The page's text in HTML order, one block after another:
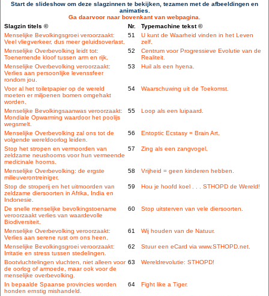
Start de slideshow om deze slagzinnen te bekijken, tezamen met de afbeeldingen en
animaties.
Ga daarvoor naar bovenkant van webpagina.
Slagzin titels ©
Nr.
Typemachine tekst ©
Menselijke Bevolkingsgroei veroorzaakt:
Veel vliegverkeer, dus meer geluidsoverlast.
51
U kunt de Waarheid vinden in het Leven
zelf.
Menselijke Overbevolking leidt tot:
Toenemende kloof tussen arm en rijk.
52
Centrum voor Progressieve Evolutie van de
Realiteit.
Menselijke Overbevolking veroorzaakt:
Verlies aan persoonlijke levenssfeer
rondom jou.
53 Huil als een hyena.
Voor al het toiletpapier op de wereld
moeten er miljoenen bomen omgehakt
worden.
54 Waarschuwing uit de Toekomst.
Menselijke Bevolkingsaanwas veroorzaakt:
Mondiale Opwarming waardoor het poolijs
wegsmelt.
55 Loop als een luipaard.
Menselijke Overbevolking zal ons tot de
volgende wereldoorlog leiden.
56 Entoptic Ecstasy = Brain Art.
Stop het stropen en vermoorden van
zeldzame neushoorns voor hun vermeende
medicinale hoorns.
57 Zing als een zangvogel.
Menselijke Overbevolking: de ergste
milieuverontreiniger.
58 Vrijheid = geen kinderen hebben.
Stop de stroperij en het uitmoorden van
zeldzame diersoorten in Afrika, India en
Indonesie.
59 Hou je hoofd koel . . . STHOPD de Wereld!
De snelle menselijke bevolkingstoename
veroorzaakt verlies van waardevolle
Biodiversiteit.
60 Stop uitsterven van vele diersoorten.
Menselijke Overbevolking veroorzaakt:
Verlies aan serene rust om ons heen.
61 Wij houden van de Natuur.
Menselijke Bevolkingsgroei veroorzaakt:
Irritatie en stress tussen stedelingen.
62 Stuur een eCard via www.STHOPD.net.
Bootvluchtelingen vluchten, niet alleen voor
de oorlog of armoede, maar ook voor de
menselijke overbevolking.
63 Wereldrevolutie: STHOPD!
In bepaalde Spaanse provincies worden
honden ernstig mishandeld.
64 Fight like a Tiger.